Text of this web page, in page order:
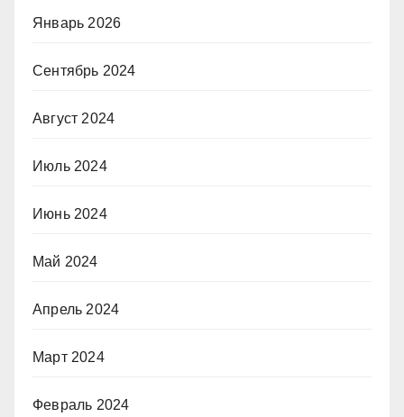
Январь 2026
Сентябрь 2024
Август 2024
Июль 2024
Июнь 2024
Май 2024
Апрель 2024
Март 2024
Февраль 2024